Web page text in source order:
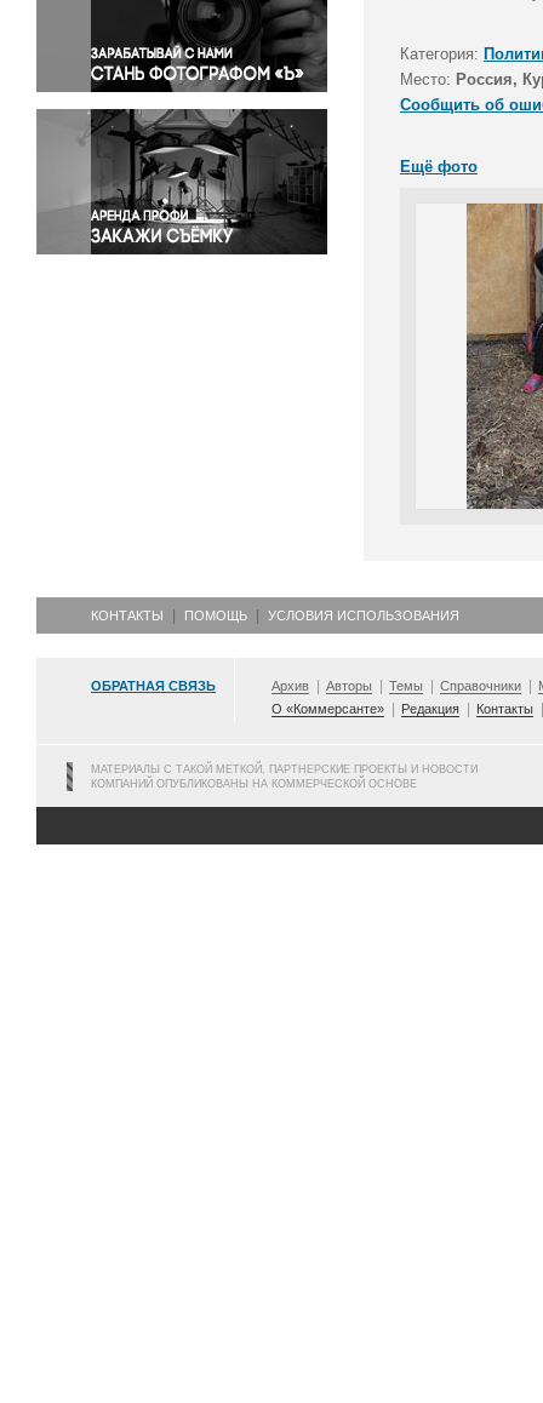
Правосудие
Происшествия и конфликты
Религия
Светская жизнь
Спорт
Экология
Экономика и бизнес
Категория:
Место: Россия,
Сообщить об
Ещё фото
КОНТАКТЫ ПОМОЩЬ УСЛОВИЯ ИСПОЛЬЗОВАНИЯ
ОБРАТНАЯ СВЯЗЬ Архив Авторы Темы Справочники
О «Коммерсанте»
Редакция Контакты
МАТЕРИАЛЫ С ТАКОЙ МЕТКОЙ, ПАРТНЕРСКИЕ ПРОЕКТЫ И НОВОСТИ
КОМПАНИЙ ОПУБЛИКОВАНЫ НА КОММЕРЧЕСКОЙ ОСНОВЕ